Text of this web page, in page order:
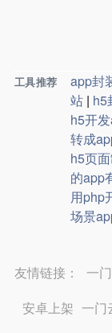
工具推荐 app封
站 | h5
h5开
转成
h5页
的app
用php
场景
友情链接： 一
安卓上架 一门